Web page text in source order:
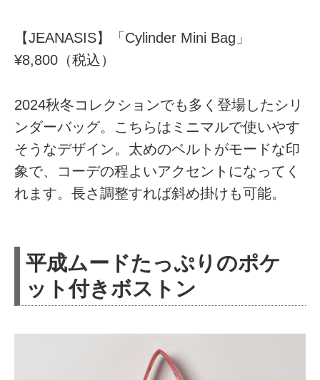
【JEANASIS】「Cylinder Mini Bag」
¥8,800（税込）
2024秋冬コレクションでも多く登場したシリ
ンダーバッグ。こちらはミニマルで使いやす
そうなデザイン。太めのベルトがモードな印
象で、コーデの程よいアクセントになってく
れます。長さ調整すれば斜め掛けも可能。
平成ムードたっぷりのポケ
ット付きボストン